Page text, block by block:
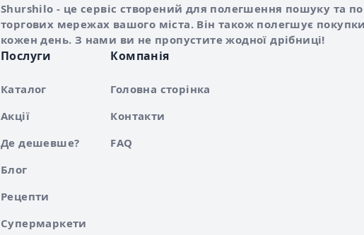
Про сервіс Shurshilo
Shurshilo - це сервіс створений для полегшення пошуку та
торгових мережах вашого міста. Він також полегшує
кожен день. З нами ви не пропустите жодної дрібниці!
Послуги
Каталог
Акції
Де дешевше?
Блог
Рецепти
Супермаркети
Компанія
Головна сторінка
Контакти
FAQ